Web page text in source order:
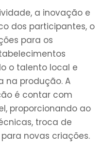
a inovação e
dos participantes, o
para os
o talento local e
na produção. A
é contar com
proporcionando ao
troca de
novas criações.